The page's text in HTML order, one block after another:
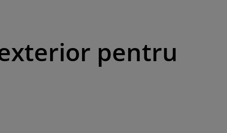
pentru